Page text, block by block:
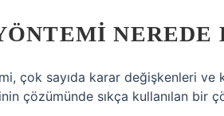
çok sayıda karar değişkenleri ve
çözümünde sıkça kullanılan bir